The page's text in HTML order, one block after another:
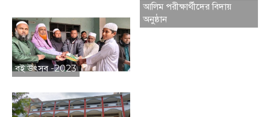
বই উৎসব -2023
আলিম পরীক্ষার্থীদের বিদায়
অনুষ্ঠান